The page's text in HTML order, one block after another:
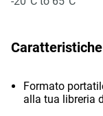
Formato
alla tua libreria